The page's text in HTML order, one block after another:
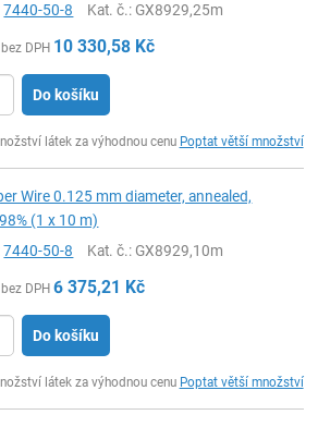
7440-50-8 Kat. č.: GX8929,25m
DPH 10 330,58 Kč
Do košíku
látek za výhodnou cenu Poptat větší množství
Wire 0.125 mm diameter, annealed,
(1 x 10 m)
7440-50-8 Kat. č.: GX8929,10m
DPH 6 375,21 Kč
Do košíku
látek za výhodnou cenu Poptat větší množství